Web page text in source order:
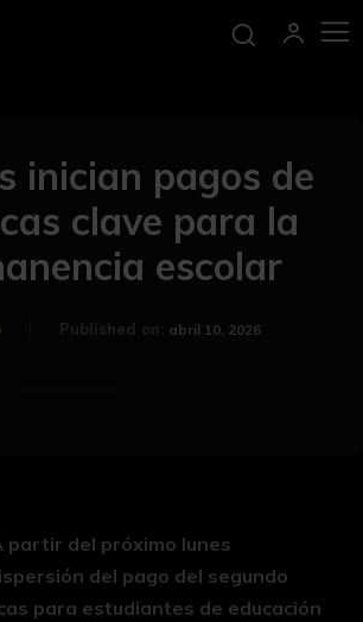
inician pagos de
clave para la
escolar
Published on: abril 10, 2026
partir del próximo lunes
del pago del segundo
para estudiantes de educación